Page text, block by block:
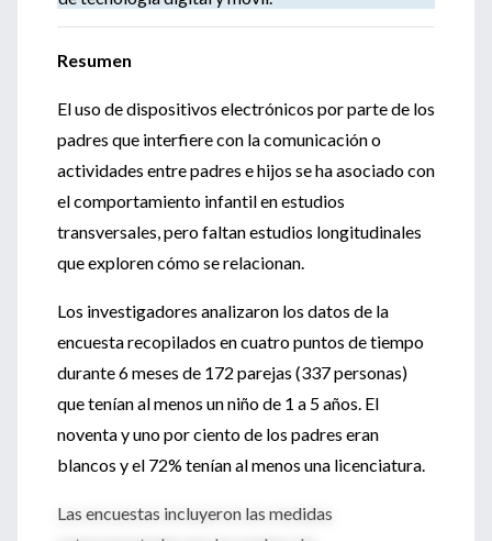
Resumen
El uso de dispositivos electrónicos por parte de los
padres que interfiere con la comunicación o
actividades entre padres e hijos se ha asociado con
el comportamiento infantil en estudios
transversales, pero faltan estudios longitudinales
que exploren cómo se relacionan.
Los investigadores analizaron los datos de la
encuesta recopilados en cuatro puntos de tiempo
durante 6 meses de 172 parejas (337 personas)
que tenían al menos un niño de 1 a 5 años. El
noventa y uno por ciento de los padres eran
blancos y el 72% tenían al menos una licenciatura.
Las encuestas incluyeron las medidas